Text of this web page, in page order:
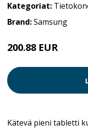
Kategoriat:
Brand:Samsung
200.88 EUR
Kätevä pieni tabletti